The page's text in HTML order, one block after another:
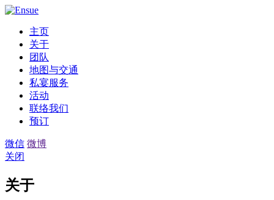
主页
关于
团队
地图与交通
私宴服务
活动
联络我们
预订
微信 微博
关闭
关于